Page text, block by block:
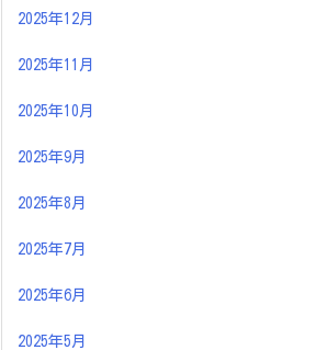
2025年12月
2025年11月
2025年10月
2025年9月
2025年8月
2025年7月
2025年6月
2025年5月